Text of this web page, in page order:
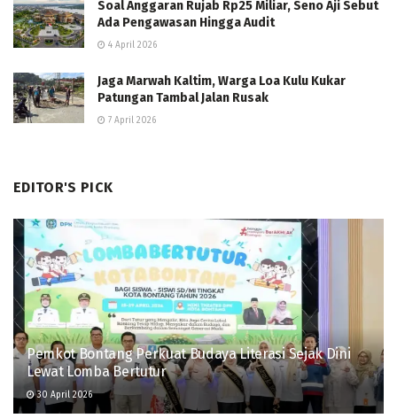
Soal Anggaran Rujab Rp25 Miliar, Seno Aji Sebut
Ada Pengawasan Hingga Audit
4 April 2026
Jaga Marwah Kaltim, Warga Loa Kulu Kukar
Patungan Tambal Jalan Rusak
7 April 2026
EDITOR'S PICK
Pemkot Bontang Perkuat Budaya Literasi Sejak Dini
Lewat Lomba Bertutur
30 April 2026